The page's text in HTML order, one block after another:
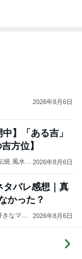
2026年8月6日
】「ある吉」
方位】
風水・
2026年8月6日
タバレ感想｜真
かった？
なママ
2026年8月6日